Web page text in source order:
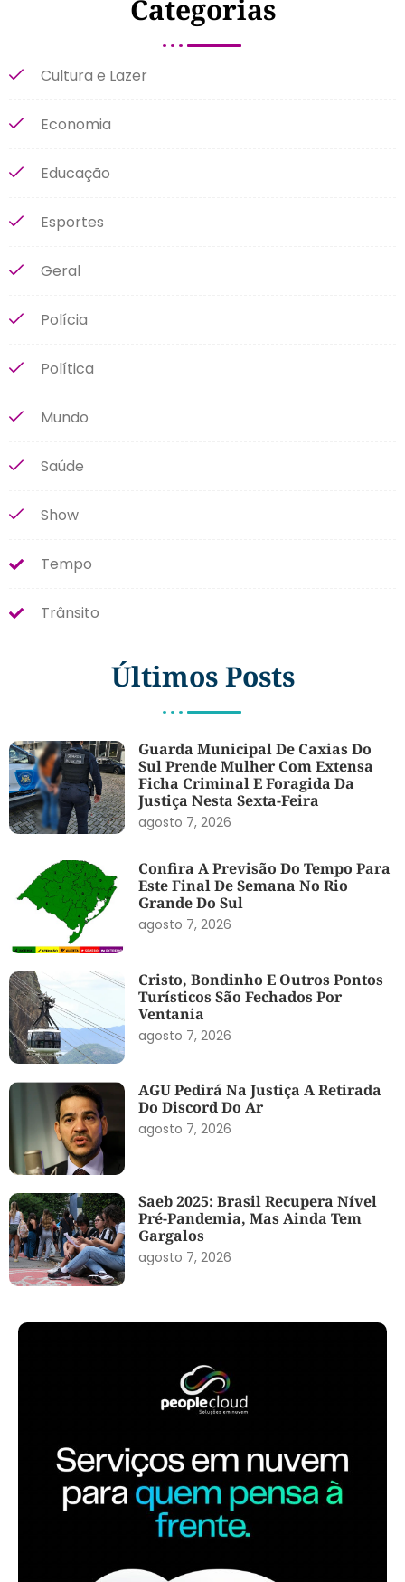
Categorias
Cultura e Lazer
Economia
Educação
Esportes
Geral
Polícia
Política
Mundo
Saúde
Show
Tempo
Trânsito
Últimos Posts
Guarda Municipal De Caxias Do
Sul Prende Mulher Com Extensa
Ficha Criminal E Foragida Da
Justiça Nesta Sexta-Feira
agosto 7, 2026
Confira A Previsão Do Tempo Para
Este Final De Semana No Rio
Grande Do Sul
agosto 7, 2026
Cristo, Bondinho E Outros Pontos
Turísticos São Fechados Por
Ventania
agosto 7, 2026
AGU Pedirá Na Justiça A Retirada
Do Discord Do Ar
agosto 7, 2026
Saeb 2025: Brasil Recupera Nível
Pré-Pandemia, Mas Ainda Tem
Gargalos
agosto 7, 2026